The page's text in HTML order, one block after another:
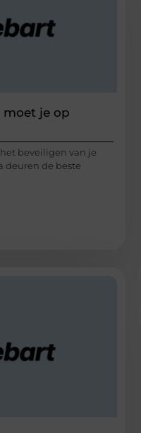
moet je op
beveiligen van je
deuren de beste